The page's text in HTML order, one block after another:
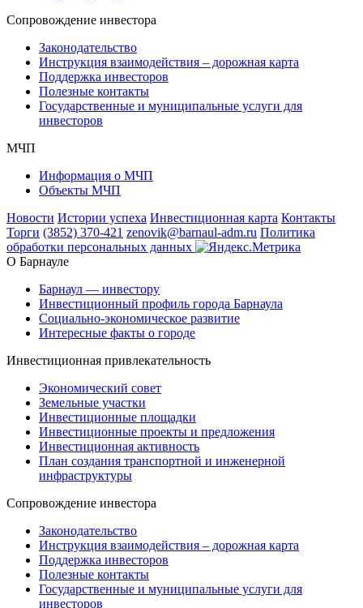
Сопровождение инвестора
Законодательство
Инструкция взаимодействия – дорожная карта
Поддержка инвесторов
Полезные контакты
Государственные и муниципальные услуги для
инвесторов
МЧП
Информация о МЧП
Объекты МЧП
Новости Истории успеха Инвестиционная карта Контакты
Торги (3852) 370-421 zenovik@barnaul-adm.ru Политика
обработки персональных данных
О Барнауле
Барнаул — инвестору
Инвестиционный профиль города Барнаула
Социально-экономическое развитие
Интересные факты о городе
Инвестиционная привлекательность
Экономический совет
Земельные участки
Инвестиционные площадки
Инвестиционные проекты и предложения
Инвестиционная активность
План создания транспортной и инженерной
инфраструктуры
Сопровождение инвестора
Законодательство
Инструкция взаимодействия – дорожная карта
Поддержка инвесторов
Полезные контакты
Государственные и муниципальные услуги для
инвесторов